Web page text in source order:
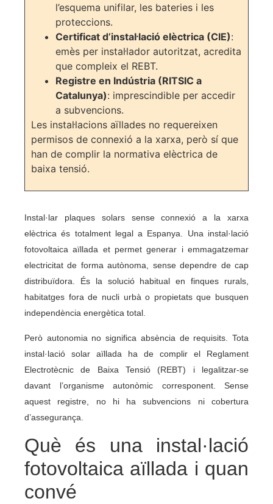
l’esquema unifilar, les bateries i les
proteccions.
Certificat d’instal·lació elèctrica (CIE):
emès per instal·lador autoritzat, acredita
que compleix el REBT.
Registre en Indústria (RITSIC a
Catalunya): imprescindible per accedir
a subvencions.
Les instal·lacions aïllades no requereixen
permisos de connexió a la xarxa, però sí que
han de complir la normativa elèctrica de
baixa tensió.
Instal·lar plaques solars sense connexió a la xarxa
elèctrica és totalment legal a Espanya. Una instal·lació
fotovoltaica aïllada et permet generar i emmagatzemar
electricitat de forma autònoma, sense dependre de cap
distribuïdora. És la solució habitual en finques rurals,
habitatges fora de nucli urbà o propietats que busquen
independència energètica total.
Però autonomia no significa absència de requisits. Tota
instal·lació solar aïllada ha de complir el Reglament
Electrotècnic de Baixa Tensió (REBT) i legalitzar-se
davant l’organisme autonòmic corresponent. Sense
aquest registre, no hi ha subvencions ni cobertura
d’assegurança.
Què és una instal·lació
fotovoltaica aïllada i quan
convé